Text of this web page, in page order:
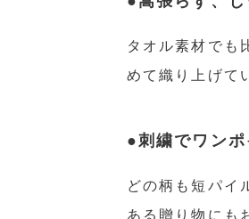
タオル素材でも
めて織り上げて
●刺繍でワン
どの柄も短パイ
ある贈り物にも